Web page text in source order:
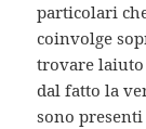
particolari
coinvolge
trovare
dal fatto la
sono